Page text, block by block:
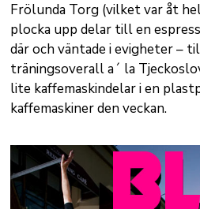
Frölunda Torg (vilket var åt
plocka upp delar till en
där och väntade i evigheter –
träningsoverall a´ la
lite kaffemaskindelar i en
kaffemaskiner den veckan.